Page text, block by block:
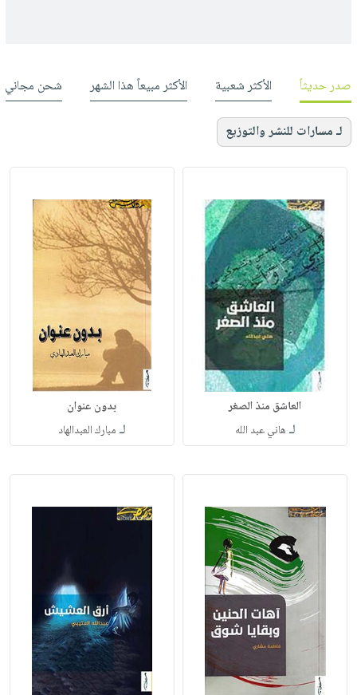
صدر حديثاً الأكثر شعبية الأكثر مبيعاً هذا الشهر شحن مجاني
لـ مسارات للنشر والتوزيع
العاشق منذ الصغر
لـ هاني عبد الله
بدون عنوان
لـ مبارك العبدالهاد